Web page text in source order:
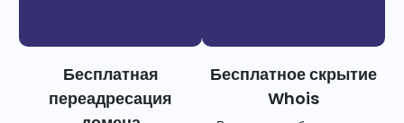
Бесплатная
переадресация
Бесплатное скрытие
Whois